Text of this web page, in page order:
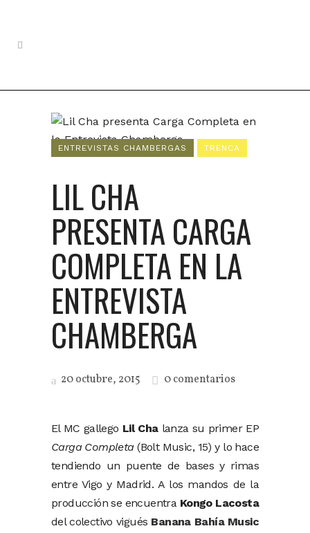
ENTREVISTAS CHAMBERGAS TRENCA
LIL CHA
PRESENTA CARGA
COMPLETA EN LA
ENTREVISTA
CHAMBERGA
20 octubre, 2015 0 comentarios
El MC gallego Lil Chalanza su primer EP
Carga Completa(Bolt Music, 15) y lo hace
tendiendo un puente de bases y rimas
entre Vigo y Madrid. A los mandos de la
producción se encuentra Kongo Lacosta
del colectivo vigués Banana Bahía Music